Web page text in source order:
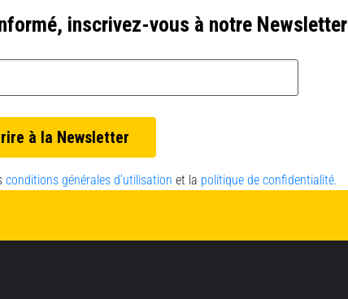
inscrivez-vous à notre Newsletter
conditions générales d’utilisation et la politique de confidentialité.